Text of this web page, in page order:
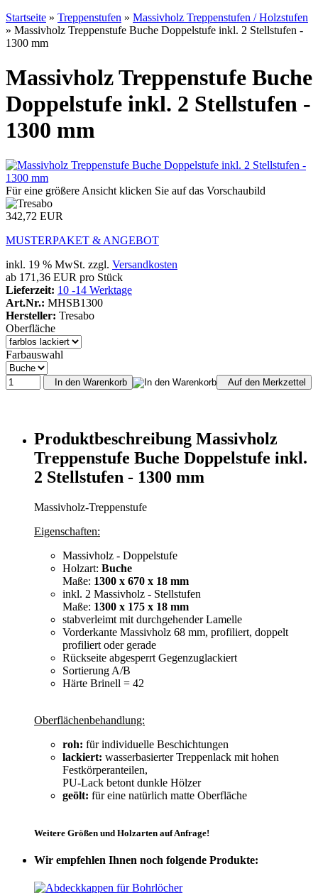
Startseite » Treppenstufen » Massivholz Treppenstufen / Holzstufen
» Massivholz Treppenstufe Buche Doppelstufe inkl. 2 Stellstufen -
1300 mm
Massivholz Treppenstufe Buche
Doppelstufe inkl. 2 Stellstufen -
1300 mm
Für eine größere Ansicht klicken Sie auf das Vorschaubild
342,72 EUR
MUSTERPAKET & ANGEBOT
inkl. 19 % MwSt. zzgl. Versandkosten
ab 171,36 EUR pro Stück
Lieferzeit: 10 -14 Werktage
Art.Nr.: MHSB1300
Hersteller: Tresabo
Oberfläche
Farbauswahl
In den Warenkorb Auf den Merkzettel
Produktbeschreibung Massivholz
Treppenstufe Buche Doppelstufe inkl.
2 Stellstufen - 1300 mm
Massivholz-Treppenstufe
Eigenschaften:
Massivholz - Doppelstufe
Holzart: Buche
Maße: 1300 x 670 x 18 mm
inkl. 2 Massivholz - Stellstufen
Maße: 1300 x 175 x 18 mm
stabverleimt mit durchgehender Lamelle
Vorderkante Massivholz 68 mm, profiliert, doppelt
profiliert oder gerade
Rückseite abgesperrt Gegenzuglackiert
Sortierung A/B
Härte Brinell = 42
Oberflächenbehandlung:
roh: für individuelle Beschichtungen
lackiert: wasserbasierter Treppenlack mit hohen
Festkörperanteilen,
PU-Lack betont dunkle Hölzer
geölt: für eine natürlich matte Oberfläche
Weitere Größen und Holzarten auf Anfrage!
Wir empfehlen Ihnen noch folgende Produkte: